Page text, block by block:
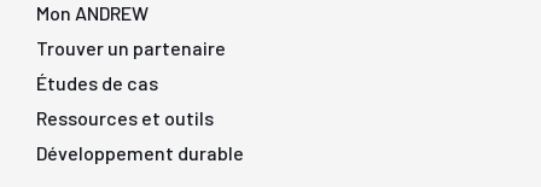
Mon ANDREW
Trouver un partenaire
Études de cas
Ressources et outils
Développement durable